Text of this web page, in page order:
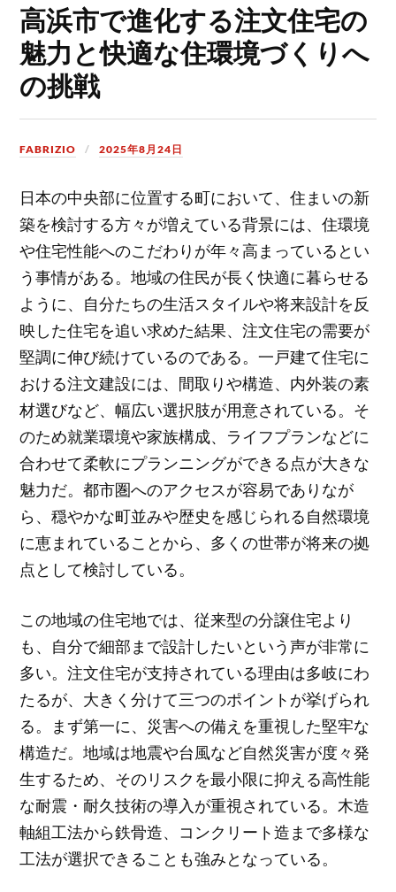
高浜市で進化する注文住宅の
魅力と快適な住環境づくりへ
の挑戦
FABRIZIO 2025年8月24日
日本の中央部に位置する町において、住まいの新
築を検討する方々が増えている背景には、住環境
や住宅性能へのこだわりが年々高まっているとい
う事情がある。地域の住民が長く快適に暮らせる
ように、自分たちの生活スタイルや将来設計を反
映した住宅を追い求めた結果、注文住宅の需要が
堅調に伸び続けているのである。一戸建て住宅に
おける注文建設には、間取りや構造、内外装の素
材選びなど、幅広い選択肢が用意されている。そ
のため就業環境や家族構成、ライフプランなどに
合わせて柔軟にプランニングができる点が大きな
魅力だ。都市圏へのアクセスが容易でありなが
ら、穏やかな町並みや歴史を感じられる自然環境
に恵まれていることから、多くの世帯が将来の拠
点として検討している。
この地域の住宅地では、従来型の分譲住宅より
も、自分で細部まで設計したいという声が非常に
多い。注文住宅が支持されている理由は多岐にわ
たるが、大きく分けて三つのポイントが挙げられ
る。まず第一に、災害への備えを重視した堅牢な
構造だ。地域は地震や台風など自然災害が度々発
生するため、そのリスクを最小限に抑える高性能
な耐震・耐久技術の導入が重視されている。木造
軸組工法から鉄骨造、コンクリート造まで多様な
工法が選択できることも強みとなっている。